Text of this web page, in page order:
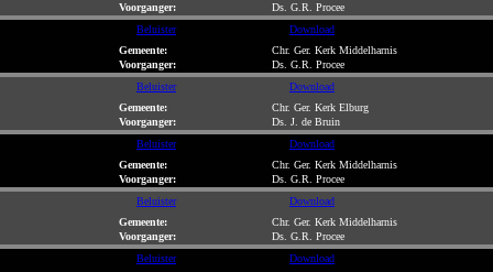
Voorganger:
Ds. G.R. Procee
Beluister
Download
Gemeente:
Chr. Ger. Kerk Middelharnis
Voorganger:
Ds. G.R. Procee
Beluister
Download
Gemeente:
Chr. Ger. Kerk Elburg
Voorganger:
Ds. J. de Bruin
Beluister
Download
Gemeente:
Chr. Ger. Kerk Middelharnis
Voorganger:
Ds. G.R. Procee
Beluister
Download
Gemeente:
Chr. Ger. Kerk Middelharnis
Voorganger:
Ds. G.R. Procee
Beluister
Download